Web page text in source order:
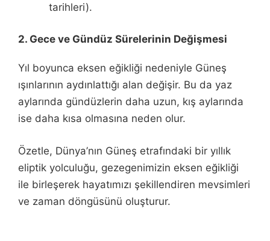
tarihleri).
2. Gece ve Gündüz Sürelerinin Değişmesi
Yıl boyunca eksen eğikliği nedeniyle Güneş
ışınlarının aydınlattığı alan değişir. Bu da yaz
aylarında gündüzlerin daha uzun, kış aylarında
ise daha kısa olmasına neden olur.
Özetle, Dünya’nın Güneş etrafındaki bir yıllık
eliptik yolculuğu, gezegenimizin eksen eğikliği
ile birleşerek hayatımızı şekillendiren mevsimleri
ve zaman döngüsünü oluşturur.